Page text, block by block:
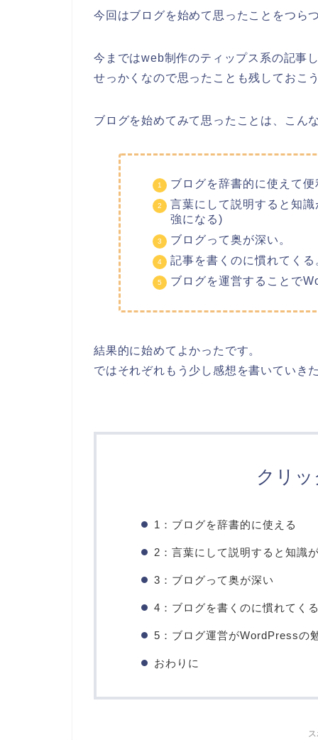
今回はブログを始めて思ったことをつら
今まではweb制作のティップス系の記事
せっかくなので思ったことも残しておこ
ブログを始めてみて思ったことは、こん
ブログを辞書的に使えて便
言葉にして説明すると知
強になる)
ブログって奥が深い。
記事を書くのに慣れてくる
ブログを運営することで
結果的に始めてよかったです。
ではそれぞれもう少し感想を書いていき
クリ
1：ブログを辞書的に使える
2：言葉にして説明すると知識
3：ブログって奥が深い
4：ブログを書くのに慣れてく
5：ブログ運営がWordPressの
おわりに